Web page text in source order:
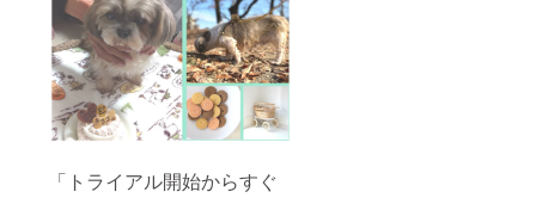
「トライアル開始からすぐ